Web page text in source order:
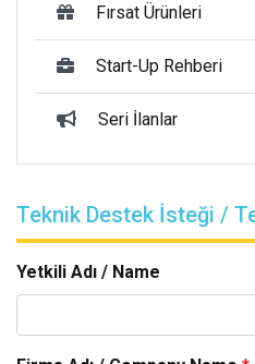
Fırsat Ürünleri
Start-Up Rehberi
Seri İlanlar
Teknik Destek İsteği /
Yetkili Adı / Name